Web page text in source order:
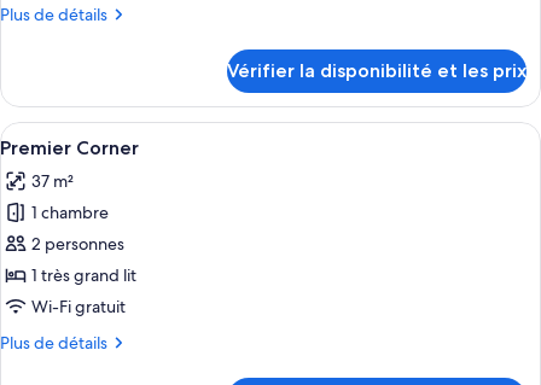
chambre :
Premier
»
avec
lits
jumeaux
Plus de détails
Plus
le
type
de
Chambre
Premier
»
avec
lits
jumeaux
Vérifier la disponibilité et les prix
Afficher
toutes
les
photos
pour
ce
type
chambre :
Une chambre d’hôtel avec un
8
Premier Corner
37 m²
1 chambre
2 personnes
1 très grand lit
Wi-Fi gratuit
Plus de détails
Plus